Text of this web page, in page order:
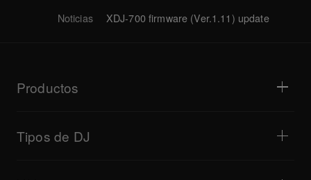
Noticias XDJ-700 firmware (Ver.1.11) update
Productos
Mezcladores para DJ
Sistemas de DJ todo en uno
Tipos de DJ